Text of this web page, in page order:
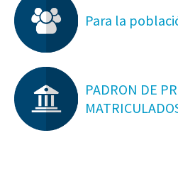
Para la
PADRON DE